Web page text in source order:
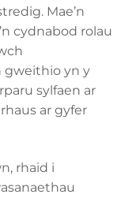
Mae’n
cydnabod rolau
gweithio yn y
sylfaen ar
ar gyfer
rhaid i